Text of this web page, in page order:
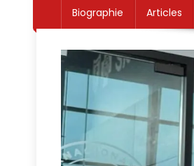
Biographie Articles